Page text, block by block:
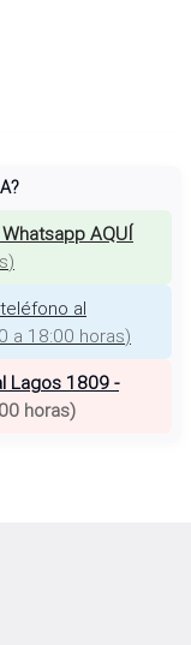
Whatsapp AQUÍ
)
al
a 18:00 horas)
Lagos 1809 -
horas)